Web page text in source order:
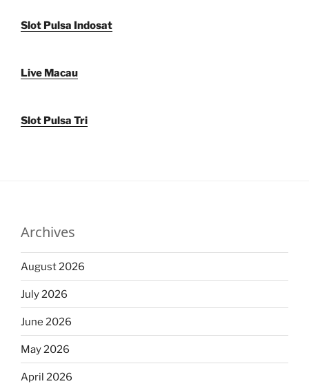
Slot Pulsa Indosat
Live Macau
Slot Pulsa Tri
Archives
August 2026
July 2026
June 2026
May 2026
April 2026